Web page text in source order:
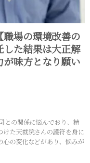
職場の環境改善の
た結果は大正解
味方となり願い
との関係に悩んでおり、精
た天就院さんの護符を身に
心の変化などがあり、悩みが